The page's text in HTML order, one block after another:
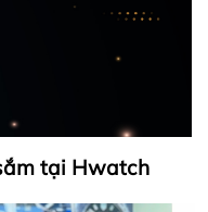
tại Hwatch